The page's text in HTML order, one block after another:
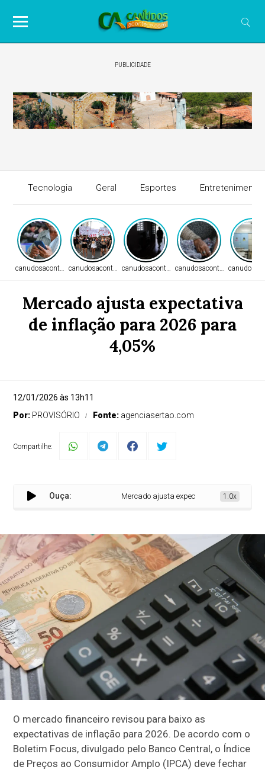
PUBLICIDADE
Tecnologia Geral Esportes Entretenimento
canudosacontece.comcanudosacontece.comcanudosacontece.comcanudosacontece.com
Mercado ajusta expectativa
de inflação para 2026 para
4,05%
12/01/2026 às 13h11
Por: PROVISÓRIO Fonte: agenciasertao.com
Compartilhe:
Ouça: Mercado ajusta expectativa de inflação para
1.0x
O mercado financeiro revisou para baixo as
expectativas de inflação para 2026. De acordo com o
Boletim Focus, divulgado pelo Banco Central, o Índice
de Preços ao Consumidor Amplo (IPCA) deve fechar